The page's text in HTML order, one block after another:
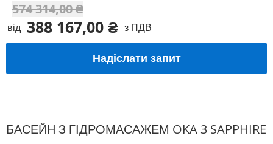
Спеціальна
388 167,00 ₴ з ПДВ
Ціна
від
574 314,00 ₴
Надіслати запит
БАСЕЙН З ГІДРОМАСАЖЕМ OKA 3 SAPPHIRE